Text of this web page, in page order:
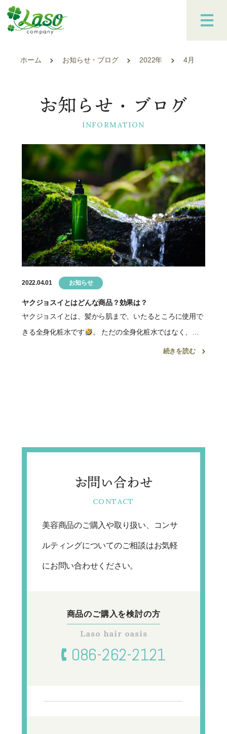
ホーム お知らせ・ブログ 2022年 4月
お知らせ・ブログ
2022.04.01 お知らせ
ヤクジョスイとはどんな商品？効果は？
ヤクジョスイとは、髪から肌まで、いたるところに使用で
きる全身化粧水です
。 ただの全身化粧水ではなく、体
に残留している薬剤を除去をしてくれるのが特徴
。 化
続きを読む
お問い合わせ
美容商品のご購入や取り扱い、コンサ
ルティングについてのご相談はお気軽
にお問い合わせください。
商品のご購入を検討の方
086-262-2121